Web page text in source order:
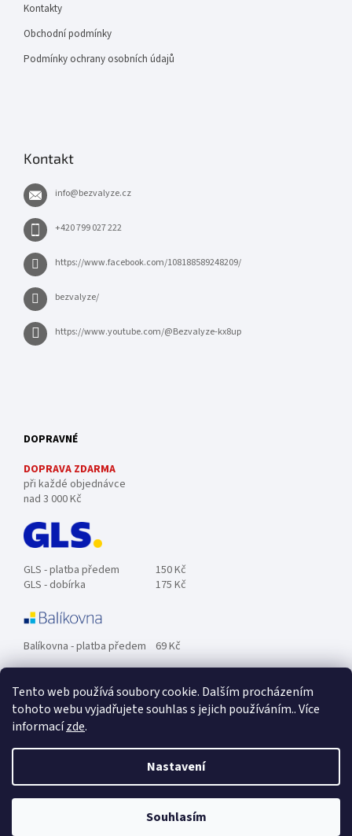
Tento web používá soubory cookie. Dalším procházením
tohoto webu vyjadřujete souhlas s jejich používáním.. Více
informacízde.
Nastavení
Souhlasím
Kontakty
Obchodní podmínky
Podmínky ochrany osobních údajů
Kontakt
info@bezvalyze.cz
+420 799 027 222
https://www.facebook.com/108188589248209/
bezvalyze/
https://www.youtube.com/@Bezvalyze-kx8up
DOPRAVNÉ
DOPRAVA ZDARMA
při každé objednávce
nad 3 000 Kč
GLS - platba předem
150 Kč
GLS - dobírka
175 Kč
Balíkovna - platba předem 69 Kč
Zásilkovna - platba předem 89 Kč